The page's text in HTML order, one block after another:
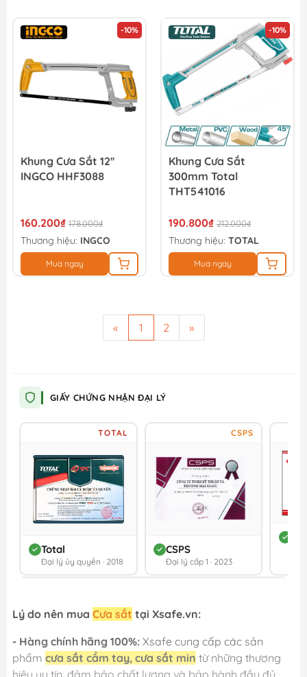
-10%
Khung Cưa Sắt 12''
INGCO HHF3088
160.200₫ 178.000₫
Thương hiệu: INGCO
Mua ngay
-10%
Khung Cưa Sắt
300mm Total
THT541016
190.800₫ 212.000₫
Thương hiệu: TOTAL
Mua ngay
« 1 2 »
GIẤY CHỨNG NHẬN ĐẠI LÝ
TOTAL
Total
Đại lý ủy quyền · 2018
CSPS
CSPS
Đại lý cấp 1 · 2023
Lý do nên mua Cưa sắt tại Xsafe.vn:
- Hàng chính hãng 100%: Xsafe cung cấp các sản
phẩm cưa sắt cầm tay, cưa sắt min từ những thương
hiệu uy tín, đảm bảo chất lượng và bảo hành đầy đủ.